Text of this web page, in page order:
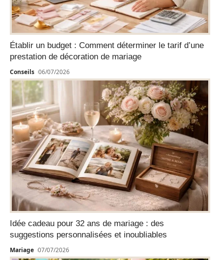
Établir un budget : Comment déterminer le tarif d’une
prestation de décoration de mariage
Conseils 06/07/2026
Idée cadeau pour 32 ans de mariage : des
suggestions personnalisées et inoubliables
Mariage 07/07/2026